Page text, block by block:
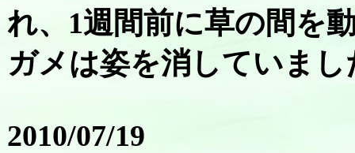
れ、1週間前に草の間を
ガメは姿を消していまし
2010/07/19